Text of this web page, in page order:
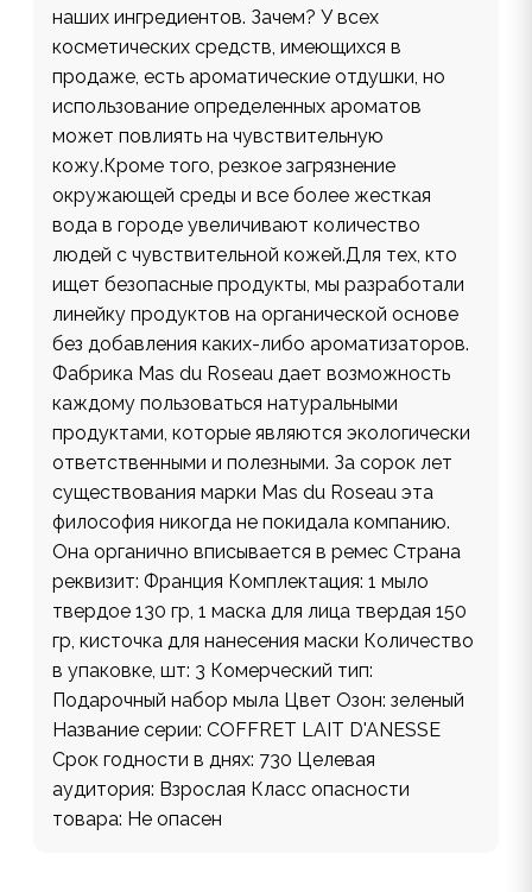
наших ингредиентов. Зачем? У всех
косметических средств, имеющихся в
продаже, есть ароматические отдушки, но
использование определенных ароматов
может повлиять на чувствительную
кожу.Кроме того, резкое загрязнение
окружающей среды и все более жесткая
вода в городе увеличивают количество
людей с чувствительной кожей.Для тех, кто
ищет безопасные продукты, мы разработали
линейку продуктов на органической основе
без добавления каких-либо ароматизаторов.
Фабрика Mas du Roseau дает возможность
каждому пользоваться натуральными
продуктами, которые являются экологически
ответственными и полезными. За сорок лет
существования марки Mas du Roseau эта
философия никогда не покидала компанию.
Она органично вписывается в ремес Страна
реквизит: Франция Комплектация: 1 мыло
твердое 130 гр, 1 маска для лица твердая 150
гр, кисточка для нанесения маски Количество
в упаковке, шт: 3 Комерческий тип:
Подарочный набор мыла Цвет Озон: зеленый
Название серии: COFFRET LAIT D'ANESSE
Срок годности в днях: 730 Целевая
аудитория: Взрослая Класс опасности
товара: Не опасен